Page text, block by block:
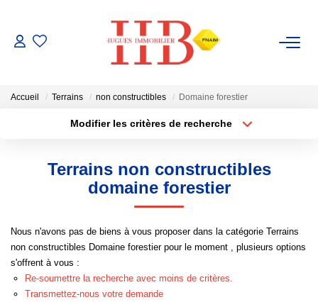
NOTRE AGENCE
Notre Équipe
Accueil Terrains non constructibles Domaine forestier
Modifier les critères de recherche
Sélectionnez...
Type de bien
Surface min
Créer une alerte
Terrains non constructibles
domaine forestier
Nous n'avons pas de biens à vous proposer dans la catégorie Terrains
non constructibles Domaine forestier pour le moment , plusieurs options
s'offrent à vous :
Re-soumettre la recherche avec moins de critères.
Transmettez-nous votre demande